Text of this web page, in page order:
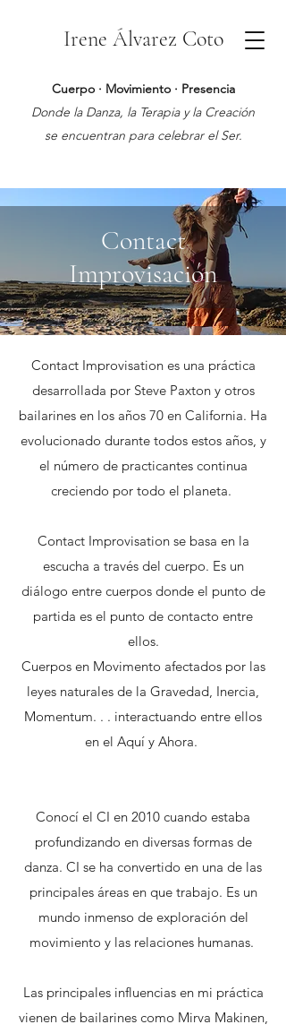
Irene Álvarez Coto
Cuerpo · Movimiento · Presencia
Donde la Danza, la Terapia y la Creación
se encuentran para celebrar el Ser.
Contact
Improvisación
Contact Improvisation es una práctica
desarrollada por Steve Paxton y otros
bailarines en los años 70 en California. Ha
evolucionado durante todos estos años, y
el número de practicantes continua
creciendo por todo el planeta.
Contact Improvisation se basa en la
escucha a través del cuerpo. Es un
diálogo entre cuerpos donde el punto de
partida es el punto de contacto entre
ellos.
Cuerpos en Movimento afectados por las
leyes naturales de la Gravedad, Inercia,
Momentum. . . interactuando entre ellos
en el Aquí y Ahora.
Conocí el CI en 2010 cuando estaba
profundizando en diversas formas de
danza. CI se ha convertido en una de las
principales áreas en que trabajo. Es un
mundo inmenso de exploración del
movimiento y las relaciones humanas.
Las principales influencias en mi práctica
vienen de bailarines como Mirva Makinen,